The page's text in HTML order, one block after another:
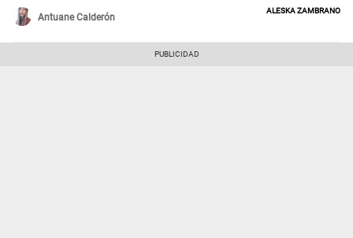
Antuane Calderón
Aleska Zambrano